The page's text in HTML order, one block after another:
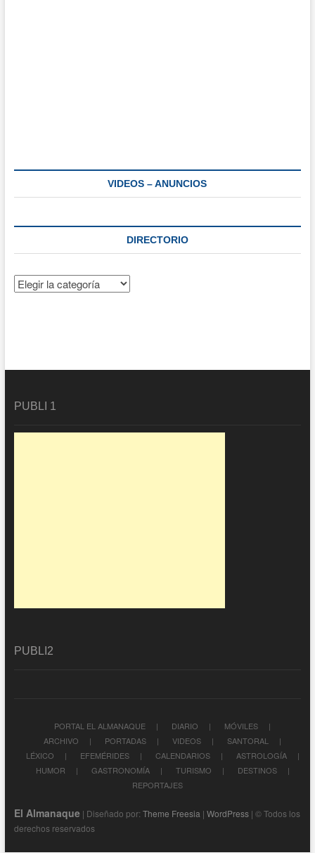
VIDEOS – ANUNCIOS
DIRECTORIO
Directorio
PUBLI 1
PUBLI2
PORTAL EL ALMANAQUE DIARIO
MÓVILES
ARCHIVO
PORTADAS VIDEOS
SANTORAL
LÉXICO
EFEMÉRIDES CALENDARIOS
ASTROLOGÍA
HUMOR
GASTRONOMÍA TURISMO
DESTINOS
REPORTAJES
El Almanaque| Diseñado por: Theme Freesia | WordPress| © Todos los
derechos reservados